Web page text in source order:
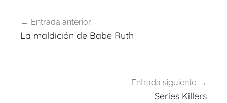
de
Entrada anterior
La maldición de Babe Ruth
Entrada siguiente
Series Killers